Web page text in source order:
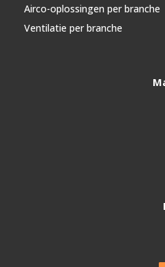
Airco-oplossingen per branche
Ventilatie per branche